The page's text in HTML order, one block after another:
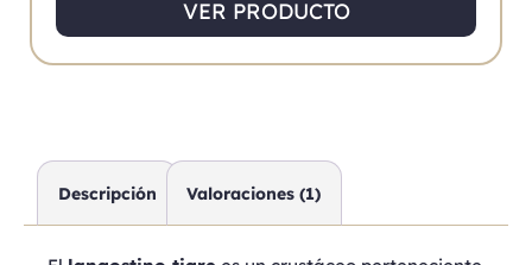
VER PRODUCTO
Descripción Valoraciones (1)